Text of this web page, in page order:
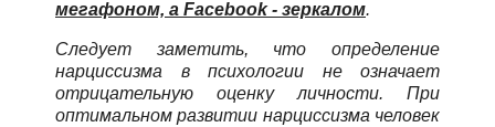
мегафоном, а Facebook - зеркалом.
Следует заметить, что определение
нарциссизма в психологии не означает
отрицательную оценку личности. При
оптимальном развитии нарциссизма человек